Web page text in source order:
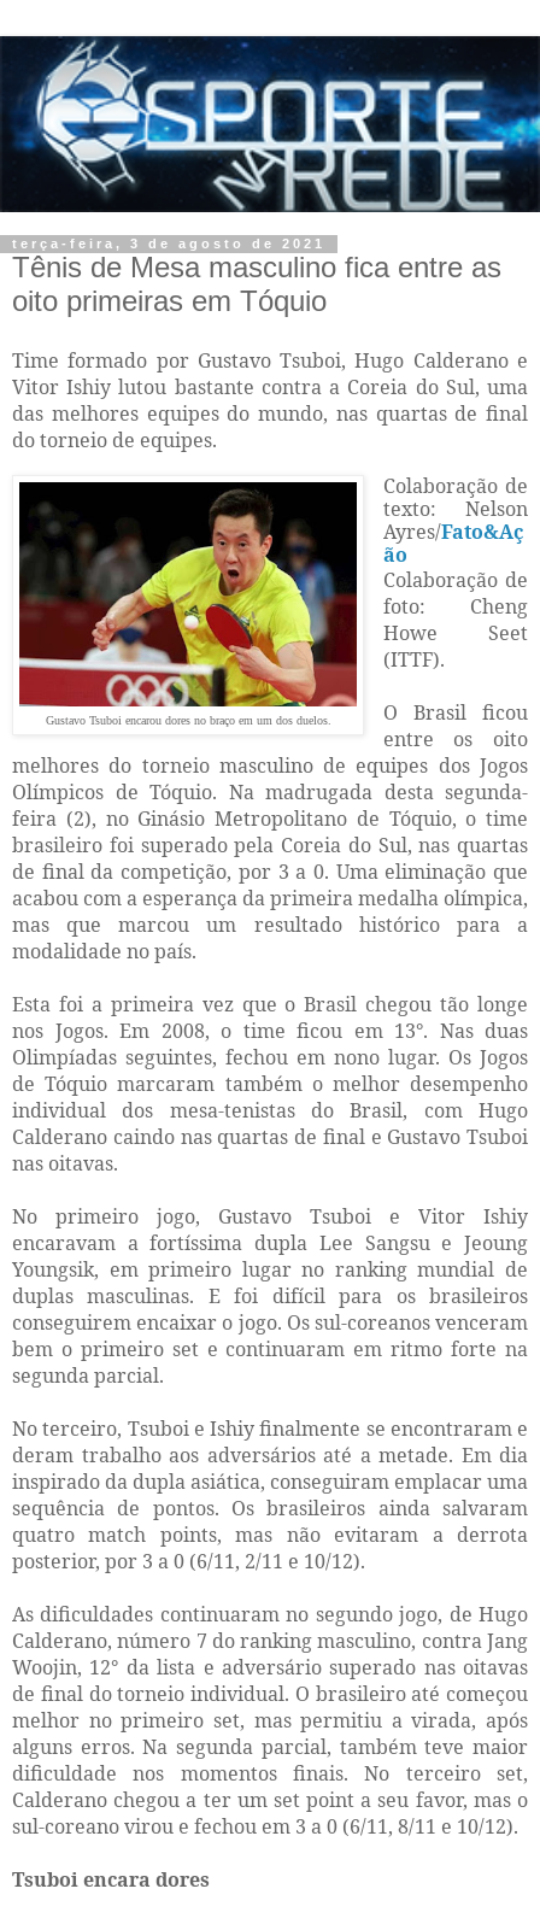
terça-feira, 3 de agosto de 2021
Tênis de Mesa masculino fica entre as
oito primeiras em Tóquio
Time formado por Gustavo Tsuboi, Hugo Calderano e
Vitor Ishiy lutou bastante contra a Coreia do Sul, uma
das melhores equipes do mundo, nas quartas de final
do torneio de equipes.
Gustavo Tsuboi encarou dores no braço em um dos duelos.
Colaboração de
texto: Nelson
Ayres/Fato&Aç
ão
Colaboração de
foto: Cheng
Howe Seet
(ITTF).
O Brasil ficou
entre os oito
melhores do torneio masculino de equipes dos Jogos
Olímpicos de Tóquio. Na madrugada desta segunda-
feira (2), no Ginásio Metropolitano de Tóquio, o time
brasileiro foi superado pela Coreia do Sul, nas quartas
de final da competição, por 3 a 0. Uma eliminação que
acabou com a esperança da primeira medalha olímpica,
mas que marcou um resultado histórico para a
modalidade no país.
Esta foi a primeira vez que o Brasil chegou tão longe
nos Jogos. Em 2008, o time ficou em 13°. Nas duas
Olimpíadas seguintes, fechou em nono lugar. Os Jogos
de Tóquio marcaram também o melhor desempenho
individual dos mesa-tenistas do Brasil, com Hugo
Calderano caindo nas quartas de final e Gustavo Tsuboi
nas oitavas.
No primeiro jogo, Gustavo Tsuboi e Vitor Ishiy
encaravam a fortíssima dupla Lee Sangsu e Jeoung
Youngsik, em primeiro lugar no ranking mundial de
duplas masculinas. E foi difícil para os brasileiros
conseguirem encaixar o jogo. Os sul-coreanos venceram
bem o primeiro set e continuaram em ritmo forte na
segunda parcial.
No terceiro, Tsuboi e Ishiy finalmente se encontraram e
deram trabalho aos adversários até a metade. Em dia
inspirado da dupla asiática, conseguiram emplacar uma
sequência de pontos. Os brasileiros ainda salvaram
quatro match points, mas não evitaram a derrota
posterior, por 3 a 0 (6/11, 2/11 e 10/12).
As dificuldades continuaram no segundo jogo, de Hugo
Calderano, número 7 do ranking masculino, contra Jang
Woojin, 12° da lista e adversário superado nas oitavas
de final do torneio individual. O brasileiro até começou
melhor no primeiro set, mas permitiu a virada, após
alguns erros. Na segunda parcial, também teve maior
dificuldade nos momentos finais. No terceiro set,
Calderano chegou a ter um set point a seu favor, mas o
sul-coreano virou e fechou em 3 a 0 (6/11, 8/11 e 10/12).
Tsuboi encara dores